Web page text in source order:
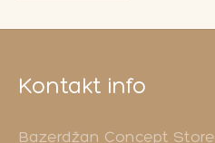
Kontakt info
Bazerdžan Concept Store